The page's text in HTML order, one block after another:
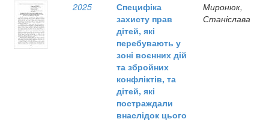
2025
Специфіка
захисту прав
дітей, які
перебувають у
зоні воєнних дій
та збройних
конфліктів, та
дітей, які
постраждали
внаслідок цього
Миронюк,
Станіслава